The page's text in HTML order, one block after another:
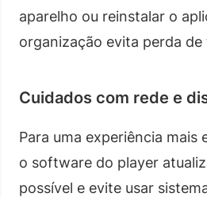
aparelho ou reinstalar o
organização evita perda de
Cuidados com rede e
Para uma experiência mais
o software do player
possível e evite usar